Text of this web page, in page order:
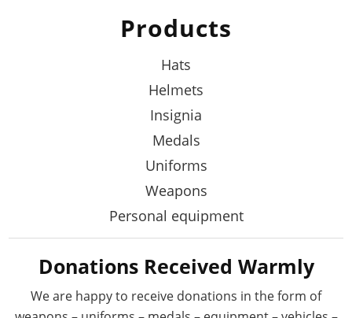
Products
Hats
Helmets
Insignia
Medals
Uniforms
Weapons
Personal equipment
Donations Received Warmly
We are happy to receive donations in the form of